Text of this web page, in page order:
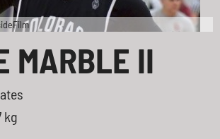
MARBLE II
kg